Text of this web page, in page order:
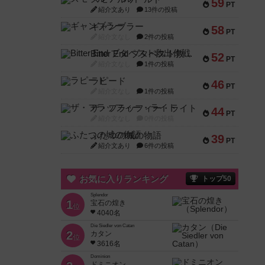
59 PT
紹介文あり 13件の投稿
58 PT
ギャンブラー
2件の投稿
52 PT
Bitter End ブタペスト救出作戦
1件の投稿
46 PT
ラピード
1件の投稿
44 PT
ザ・フラッフィー・ライト
39 PT
ふたつの城の物語
紹介文あり 6件の投稿
お気に入りランキング トップ50
1位
Splendor
宝石の煌き
4040名
2位
Die Siedler von Catan
カタン
3616名
Dominion